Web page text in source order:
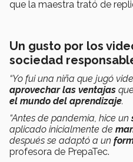
que la maestra trató de
Un gusto por los
sociedad
“Yo fui una niña que jugó
aprovechar las ventajas
el mundo del aprendizaje.
“Antes de pandemia, hice un
aplicado inicialmente de
después se adaptó a un
profesora de PrepaTec.